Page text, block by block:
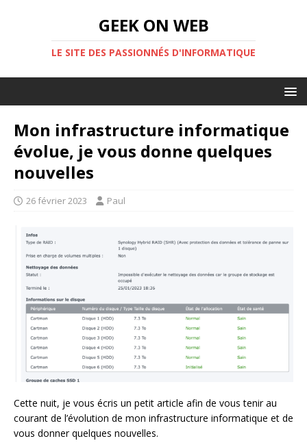
GEEK ON WEB
LE SITE DES PASSIONNÉS D'INFORMATIQUE
Mon infrastructure informatique
évolue, je vous donne quelques
nouvelles
26 février 2023 Paul
Cette nuit, je vous écris un petit article afin de vous tenir au
courant de l’évolution de mon infrastructure informatique et de
vous donner quelques nouvelles.